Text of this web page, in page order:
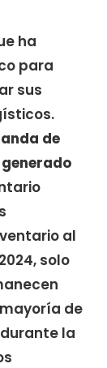
ha
para
sus
de
al
solo
de
la